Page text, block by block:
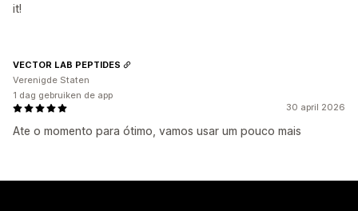
it!
30 april 2026
Ate o momento para ótimo, vamos usar um pouco mais
VECTOR LAB PEPTIDES
Verenigde Staten
1 dag gebruiken de app